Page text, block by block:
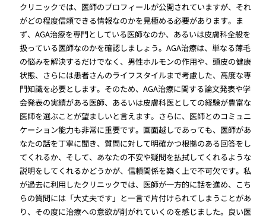
クリニックでは、医師のプロフィールが公開されていますが、それ
がどの程度信頼できる情報なのかを見極める必要があります。ま
ず、AGA治療を専門としている医師なのか、あるいは皮膚科全般を
扱っている医師なのかを確認しましょう。AGA治療は、単なる薄毛
の悩みを解決するだけでなく、男性ホルモンの作用や、頭皮の健康
状態、さらには患者さんのライフスタイルまで考慮した、高度な専
門知識を必要とします。そのため、AGA治療に関する論文発表や学
会発表の実績がある医師、あるいは皮膚科医としての経験が豊富な
医師を選ぶことが望ましいと言えます。さらに、医師とのコミュニ
ケーション能力も非常に重要です。画面越しであっても、医師があ
なたの話を丁寧に聞き、質問に対して明確かつ根拠のある回答をし
てくれるか、そして、あなたの不安や疑問を払拭してくれるような
説明をしてくれるかどうかが、信頼関係を築く上で不可欠です。私
が過去に利用したクリニックでは、医師が一方的に話を進め、こち
らの質問には「大丈夫です」と一言で片付けられてしまうことがあ
り、その度に治療への意欲が削がれていくのを感じました。良い医